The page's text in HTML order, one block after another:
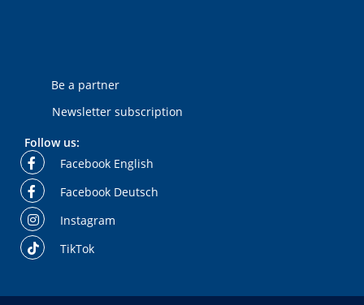
Be a partner
Newsletter subscription
Follow us:
Facebook English
Facebook Deutsch
Instagram
TikTok